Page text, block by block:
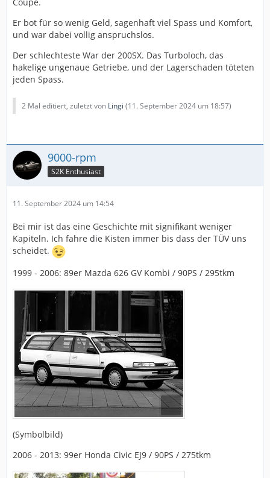
Er bot für so wenig Geld, sagenhaft viel Spass und Komfort,
und war dabei vollig anspruchslos.
Der schlechteste War der 200SX. Das Turboloch, das
hakelige ungenaue Getriebe, und der Lagerschaden töteten
jeden Spass.
2 Mal editiert, zuletzt von Lingi (11. September 2024 um 18:57)
9000-rpm
S2K Enthusiast
11. September 2024 um 14:54
Bei mir ist das eine Geschichte mit signifikant weniger
Kapiteln. Ich fahre die Kisten immer bis dass der TÜV uns
scheidet.
1999 - 2006: 89er Mazda 626 GV Kombi / 90PS / 295tkm
(Symbolbild)
2006 - 2013: 99er Honda Civic EJ9 / 90PS / 275tkm